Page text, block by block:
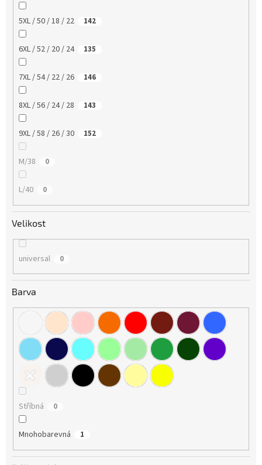
5XL / 50 / 18 / 22 142
6XL / 52 / 20 / 24 135
7XL / 54 / 22 / 26 146
8XL / 56 / 24 / 28 143
9XL / 58 / 26 / 30 152
M/38 0
L/40 0
Velikost
universal 0
Barva
Stříbná 0
Mnohobarevná 1